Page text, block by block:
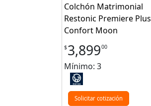
Colchón Matrimonial
Restonic Premiere Plus
Confort Moon
$3,89900
Mínimo: 3
Solicitar cotización